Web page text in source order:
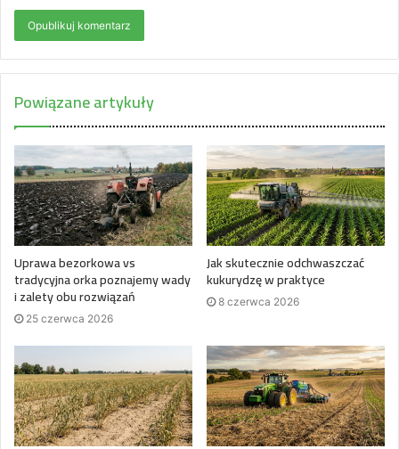
Powiązane artykuły
Uprawa bezorkowa vs
tradycyjna orka poznajemy wady
i zalety obu rozwiązań
25 czerwca 2026
Jak skutecznie odchwaszczać
kukurydzę w praktyce
8 czerwca 2026